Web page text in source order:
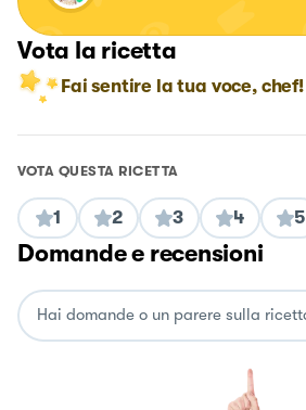
Vota la ricetta
Fai sentire la tua voce, chef!
VOTA QUESTA RICETTA
1 2 3 4 5
Domande e recensioni